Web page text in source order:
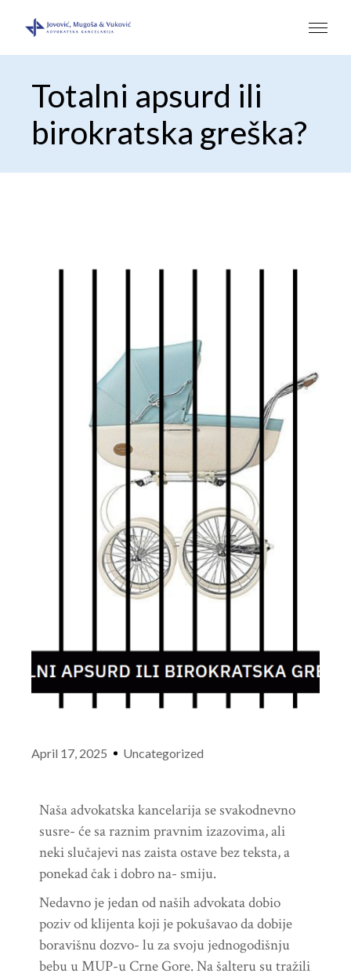
Totalni apsurd ili
birokratska greška?
April 17, 2025 Uncategorized
Naša advokatska kancelarija se svakodnevno
susre- će sa raznim pravnim izazovima, ali
neki slučajevi nas zaista ostave bez teksta, a
ponekad čak i dobro na- smiju.
Nedavno je jedan od naših advokata dobio
poziv od klijenta koji je pokušavao da dobije
boravišnu dozvo- lu za svoju jednogodišnju
bebu u MUP-u Crne Gore. Na šalteru su tražili